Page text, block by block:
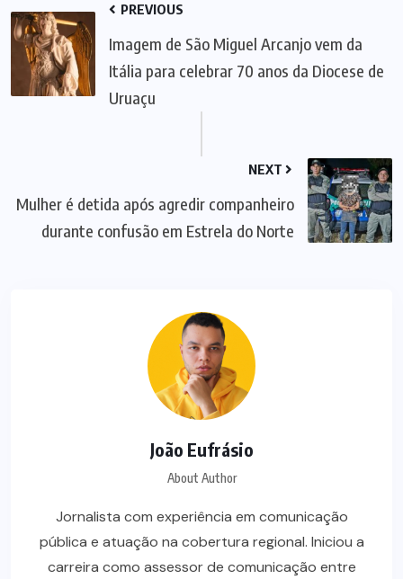
PREVIOUS
Imagem de São Miguel Arcanjo vem da
Itália para celebrar 70 anos da Diocese de
Uruaçu
NEXT
Mulher é detida após agredir companheiro
durante confusão em Estrela do Norte
João Eufrásio
About Author
Jornalista com experiência em comunicação
pública e atuação na cobertura regional. Iniciou a
carreira como assessor de comunicação entre